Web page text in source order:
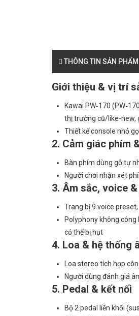
THÔNG TIN SẢN PHẨM
Giới thiệu & vị trí
Kawai PW‑170
thị trường cũ/like-new,
Thiết kế console nhỏ
2. Cảm giác phím
Bàn phím dùng gỗ tự
Người chơi nhận xét
3. Âm sắc, voice
Trang bị 9 voice
Polyphony không
có thể bị hụt
4. Loa & hệ thống
Loa stereo tích hợp
Người dùng đánh giá
5. Pedal & kết nối
Bộ 2 pedal liền khối